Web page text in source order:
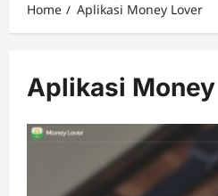
Home Aplikasi Money Lover
Aplikasi